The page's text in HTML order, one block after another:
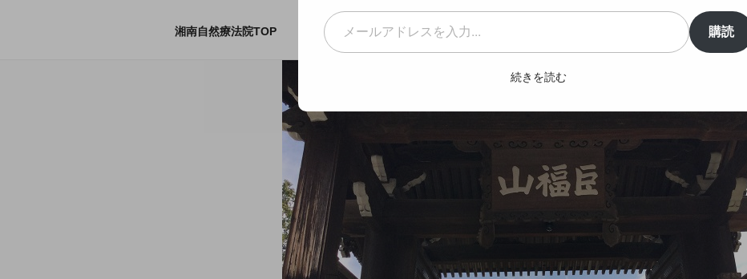
湘南自然療法院TOP
メールアドレスを入力...
購読
続きを読む